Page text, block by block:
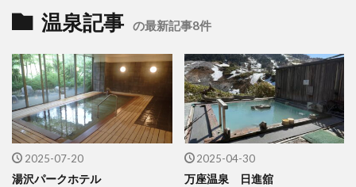
温泉記事 の最新記事8件
2025-07-20
湯沢パークホテル
2025-04-30
万座温泉 日進舘